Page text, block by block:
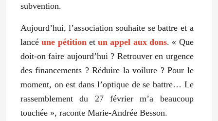
subvention.
Aujourd’hui, l’association souhaite se battre et a
lancéune pétition etun appel aux dons. « Que
doit-on faire aujourd’hui ? Retrouver en urgence
des financements ? Réduire la voilure ? Pour le
moment, on est dans l’optique de se battre… Le
rassemblement du 27 février m’a beaucoup
touchée », raconte Marie-Andrée Besson.